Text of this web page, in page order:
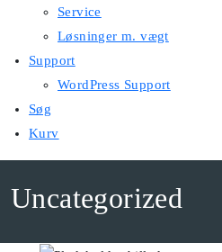
Service
Løsninger m. vægt
Support
WordPress Support
Søg
Kurv
Uncategorized